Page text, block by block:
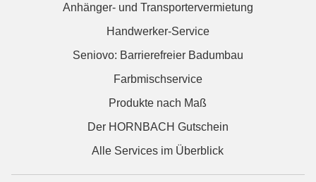
Anhänger- und Transportervermietung
Handwerker-Service
Seniovo: Barrierefreier Badumbau
Farbmischservice
Produkte nach Maß
Der HORNBACH Gutschein
Alle Services im Überblick